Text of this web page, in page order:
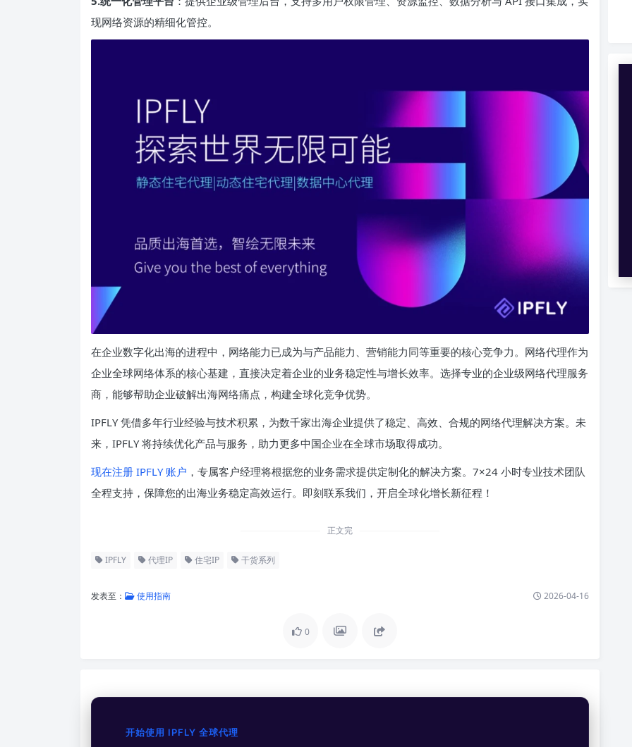
现网络资源的精细化管控。
在企业数字化出海的进程中，网络能力已成为与产品能力、营销能力同等重要的核心竞争力。网络代理作为
企业全球网络体系的核心基建，直接决定着企业的业务稳定性与增长效率。选择专业的企业级网络代理服务
商，能够帮助企业破解出海网络痛点，构建全球化竞争优势。
IPFLY 凭借多年行业经验与技术积累，为数千家出海企业提供了稳定、高效、合规的网络代理解决方案。未
来，IPFLY 将持续优化产品与服务，助力更多中国企业在全球市场取得成功。
现在注册 IPFLY 账户 ，专属客户经理将根据您的业务需求提供定制化的解决方案。7×24 小时专业技术团队
全程支持，保障您的出海业务稳定高效运行。即刻联系我们，开启全球化增长新征程！
正文完
IPFLY 代理IP 住宅IP 干货系列
发表至： 使用指南 2026-04-16
0
开始使用 IPFLY 全球代理